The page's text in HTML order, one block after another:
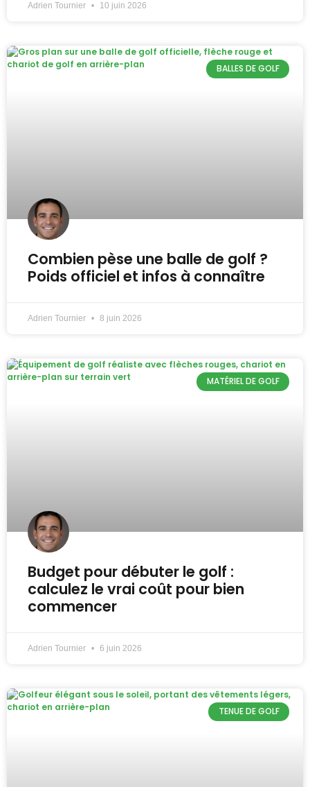
Adrien Tournier 10 juin 2026
BALLES DE GOLF
Combien pèse une balle de golf ?
Poids officiel et infos à connaître
Adrien Tournier 8 juin 2026
MATÉRIEL DE GOLF
Budget pour débuter le golf :
calculez le vrai coût pour bien
commencer
Adrien Tournier 6 juin 2026
TENUE DE GOLF